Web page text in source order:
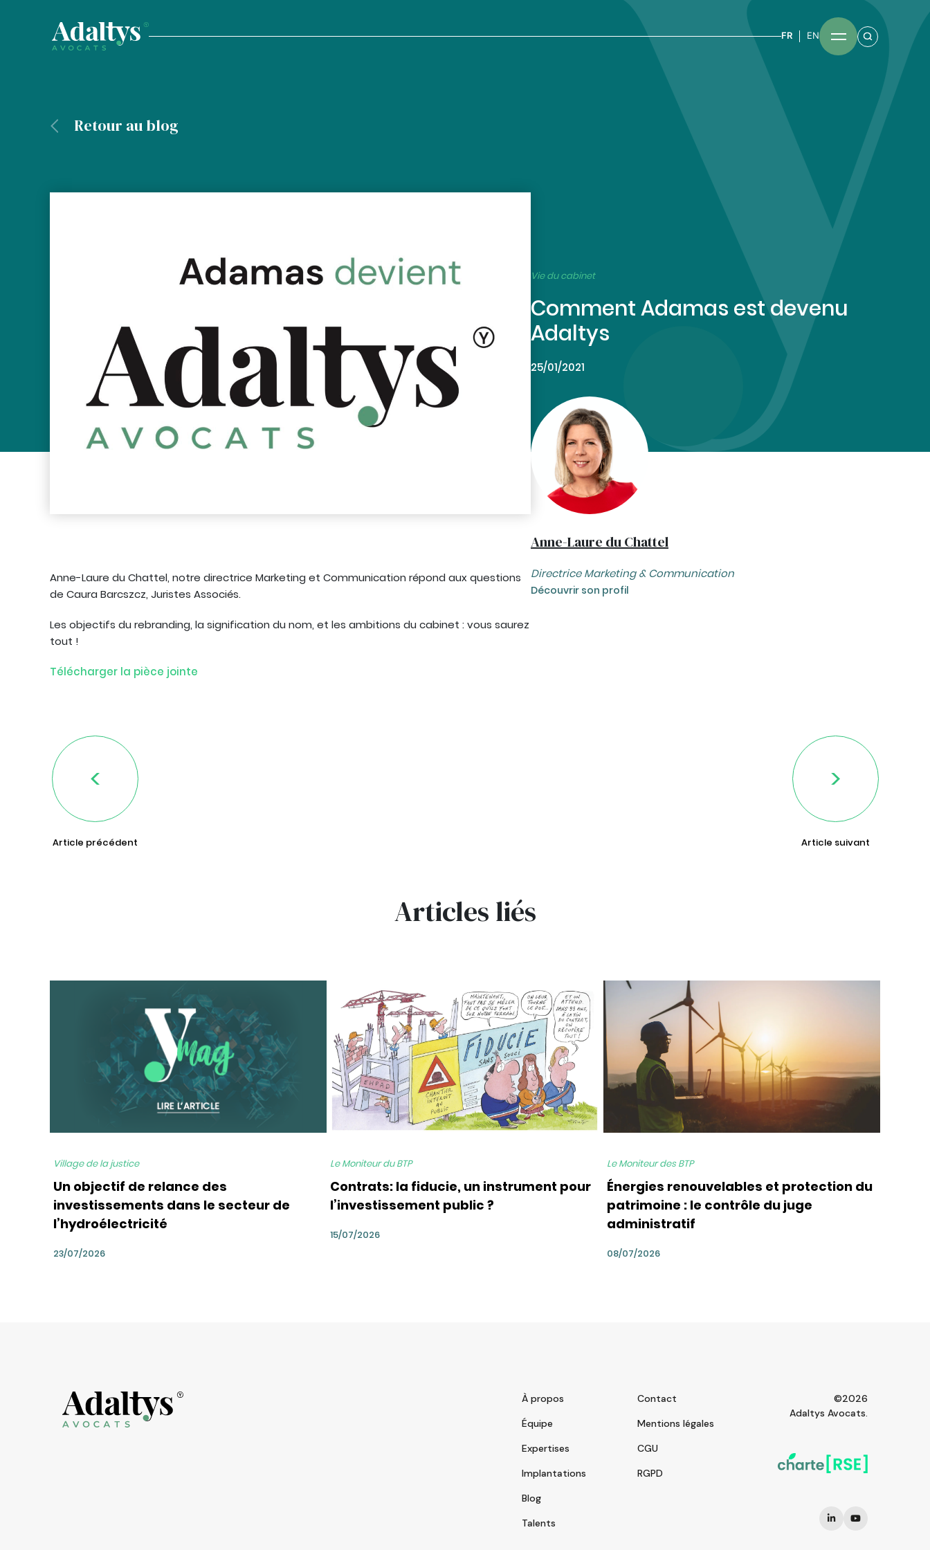
FR EN
Retour au blog
Vie du cabinet
Comment Adamas est devenu
Adaltys
25/01/2021
Anne-Laure du Chattel, notre directrice Marketing et Communication répond aux questions
de Caura Barcszcz, Juristes Associés.
Les objectifs du rebranding, la signification du nom, et les ambitions du cabinet : vous saurez
tout !
Télécharger la pièce jointe
Anne-Laure du Chattel
Directrice Marketing & Communication
Découvrir son profil
Articles liés
Village de la justice
Un objectif de relance des
investissements dans le secteur de
l’hydroélectricité
23/07/2026
Le Moniteur du BTP
Contrats: la fiducie, un instrument pour
l’investissement public ?
15/07/2026
bg
Le Moniteur des BTP
Énergies renouvelables et protection du
patrimoine : le contrôle du juge
administratif
08/07/2026
À propos
Équipe
Expertises
Implantations
Blog
Talents
Contact
Mentions légales
CGU
RGPD
©2026
Adaltys Avocats.